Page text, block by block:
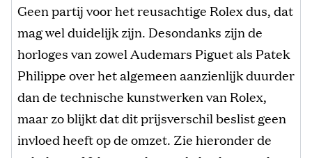
Geen partij voor het reusachtige Rolex dus, dat
mag wel duidelijk zijn. Desondanks zijn de
horloges van zowel Audemars Piguet als Patek
Philippe over het algemeen aanzienlijk duurder
dan de technische kunstwerken van Rolex,
maar zo blijkt dat dit prijsverschil beslist geen
invloed heeft op de omzet. Zie hieronder de